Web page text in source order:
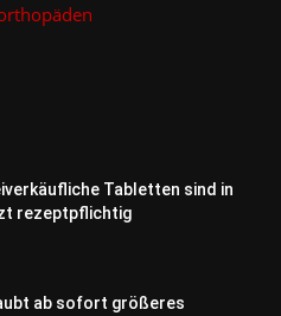
Tabletten sind in
rezeptpflichtig
ab sofort größeres